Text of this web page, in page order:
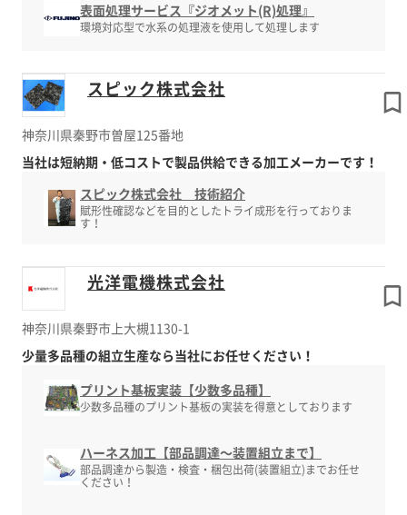
表面処理サービス『ジオメット(R)処理』
環境対応型で水系の処理液を使用して処理します
スピック株式会社
神奈川県秦野市曽屋125番地
当社は短納期・低コストで製品供給できる加工メーカーです！
スピック株式会社 技術紹介
賦形性確認などを目的としたトライ成形を行っておりま
す！
光洋電機株式会社
神奈川県秦野市上大槻1130-1
少量多品種の組立生産なら当社にお任せください！
プリント基板実装【少数多品種】
少数多品種のプリント基板の実装を得意としております
ハーネス加工【部品調達～装置組立まで】
部品調達から製造・検査・梱包出荷(装置組立)までお任せ
ください！